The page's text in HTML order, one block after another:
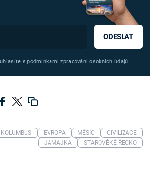
ODESLAT
spodmínkami zpracování osobních údajů
KOLUMBUS EVROPA MĚSÍC
CIVILIZACE
JAMAJKA
STAROVĚKÉ ŘECKO